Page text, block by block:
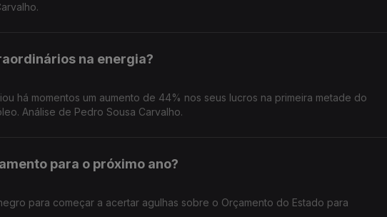
na energia?
há momentos um aumento de 44% nos seus lucros na primeira metade do
Análise de Pedro Sousa Carvalho.
para o próximo ano?
para começar a acertar agulhas sobre o Orçamento do Estado para